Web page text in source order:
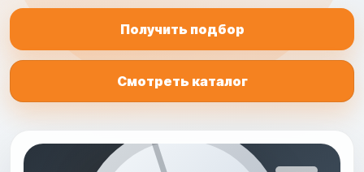
Получить подбор
Смотреть каталог